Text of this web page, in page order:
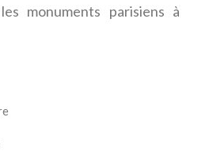
monuments parisiens à